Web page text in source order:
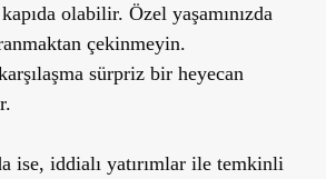
olabilir. Özel yaşamınızda
çekinmeyin.
sürpriz bir heyecan
ise, iddialı yatırımlar ile temkinli